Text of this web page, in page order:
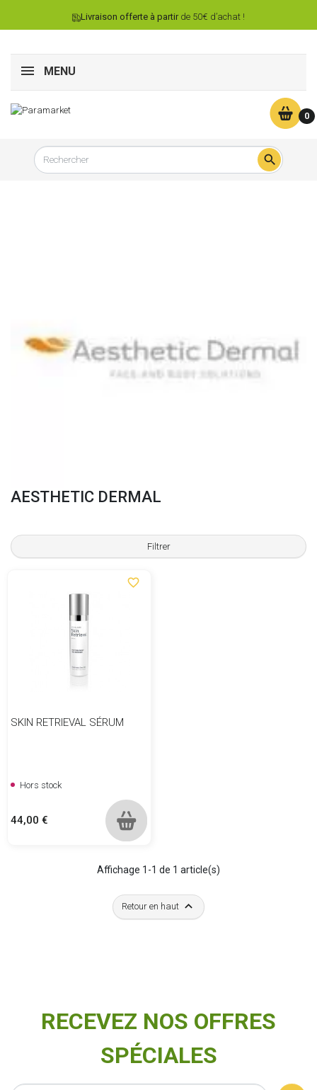
Livraison offerte à partirde 50€ d’achat !
MENU
0

AESTHETIC DERMAL
Filtrer
favorite_border
SKIN RETRIEVAL SÉRUM
Hors stock
Prix
44,00 €
Affichage 1-1 de 1 article(s)
Retour en haut 
RECEVEZ NOS OFFRES
SPÉCIALES